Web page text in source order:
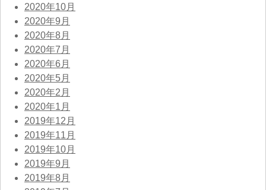
2020年10月
2020年9月
2020年8月
2020年7月
2020年6月
2020年5月
2020年2月
2020年1月
2019年12月
2019年11月
2019年10月
2019年9月
2019年8月